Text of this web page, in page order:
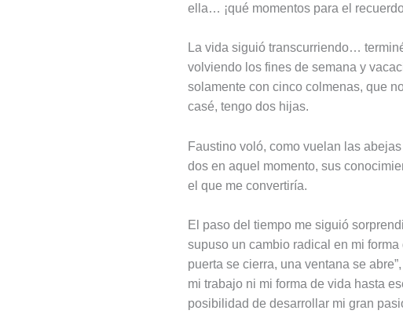
ella… ¡qué momentos para el
La vida siguió transcurriendo…
volviendo los fines de semana y
solamente con cinco colmenas, que
casé, tengo dos hijas.
Faustino voló, como vuelan las
dos en aquel momento, sus
el que me convertiría.
El paso del tiempo me siguió
supuso un cambio radical en mi
puerta se cierra, una ventana se
mi trabajo ni mi forma de vida hasta
posibilidad de desarrollar mi gran